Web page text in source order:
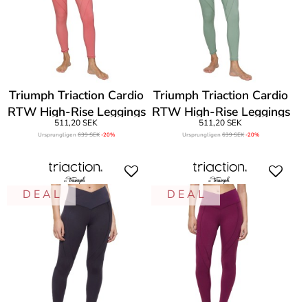
Triumph Triaction Cardio
RTW High-Rise Leggings
511,20 SEK
Ursprungligen639 SEK-20%
Triumph Triaction Cardio
RTW High-Rise Leggings
511,20 SEK
Ursprungligen639 SEK-20%
D E A L D E A L